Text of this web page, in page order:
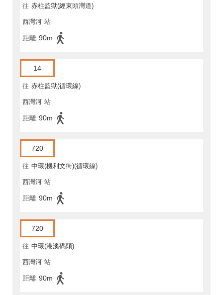
往 赤柱監獄(經東頭灣道)
西灣河 站
距離 90m
14
往 赤柱監獄(循環線)
西灣河 站
距離 90m
720
往 中環(機利文街)(循環線)
西灣河 站
距離 90m
720
往 中環(港澳碼頭)
西灣河 站
距離 90m